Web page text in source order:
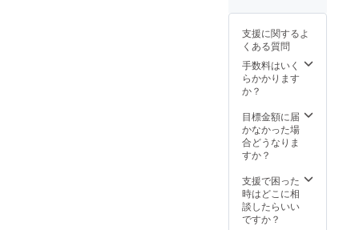
中です
ので、
ぜひご
ださ
い！
cebook.
com/gr
oups/28
85/?
ref=sha
re
園さん
から仕
入れて
させて
頂いて
いま
・お野
菜の内
容はお
ん。予
めご了
承をお
願い致
せん。
予めご
了承を
お願い
致しま
す。ア
で食べ
られな
いお野
は、備
考欄に
記載を
お願い
のどち
らをご
希望か
備考欄
に記載
くださ
予定日
は「目
安」で
メール
にて調
整させ
て頂き
お野菜
ハート
の型に
野菜を
くり抜
一つだ
けのオ
リジナ
作って
頂けま
す！ ※
本リ
支援に関するよ
くある質問
手数料はいく
らかかります
か？
目標金額に届
かなかった場
合どうなりま
すか？
支援で困った
時はどこに相
談したらいい
ですか？